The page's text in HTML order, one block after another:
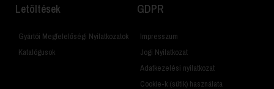
Letöltések
Gyártói Megfelelőségi Nyilatkozatok
Katalógusok
GDPR
Impresszum
Jogi Nyilatkozat
Adatkezelési nyilatkozat
Cookie-k (sütik) használata